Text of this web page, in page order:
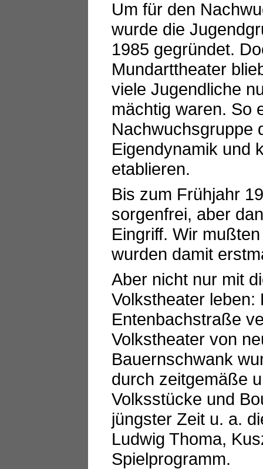
Um für den
wurde die
1985 gegründet.
Mundarttheater
viele Jugendliche
mächtig waren. So
Nachwuchsgruppe
Eigendynamik und
etablieren.
Bis zum Frühjahr
sorgenfrei, aber
Eingriff. Wir
wurden damit
Aber nicht nur mit
Volkstheater
Entenbachstraße
Volkstheater von
Bauernschwank
durch zeitgemäße
Volksstücke und
jüngster Zeit u. a.
Ludwig Thoma,
Spielprogramm.